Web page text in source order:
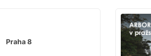
Praha 8